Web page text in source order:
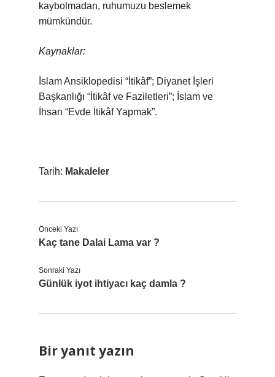
kaybolmadan, ruhumuzu beslemek
mümkündür.
Kaynaklar:
İslam Ansiklopedisi “İtikâf”; Diyanet İşleri
Başkanlığı “İtikâf ve Faziletleri”; İslam ve
İhsan “Evde İtikâf Yapmak”.
Tarih: Makaleler
Önceki Yazı
Kaç tane Dalai Lama var ?
Sonraki Yazı
Günlük iyot ihtiyacı kaç damla ?
Bir yanıt yazın